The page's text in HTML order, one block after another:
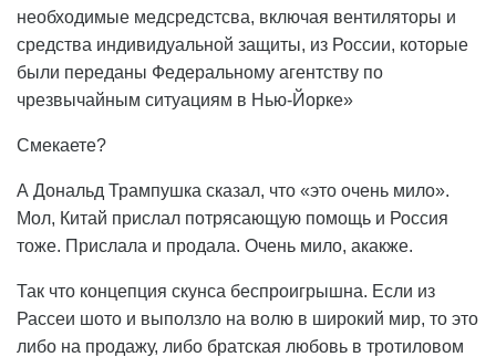
необходимые медсредстсва, включая вентиляторы и
средства индивидуальной защиты, из России, которые
были переданы Федеральному агентству по
чрезвычайным ситуациям в Нью-Йорке»
Смекаете?
А Дональд Трампушка сказал, что «это очень мило».
Мол, Китай прислал потрясающую помощь и Россия
тоже. Прислала и продала. Очень мило, акакже.
Так что концепция скунса беспроигрышна. Если из
Рассеи шото и выползло на волю в широкий мир, то это
либо на продажу, либо братская любовь в тротиловом